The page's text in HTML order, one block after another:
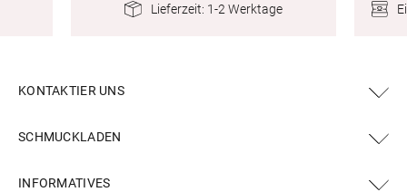
Lieferzeit: 1-2 Werktage
KONTAKTIER UNS
SCHMUCKLADEN
INFORMATIVES